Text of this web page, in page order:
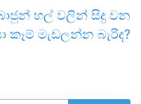
හල් වලින් සිදු වන
කෑම් මැඩලන්න බැරිද?